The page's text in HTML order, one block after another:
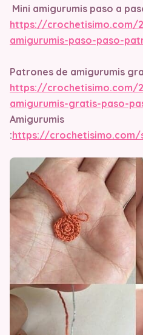
Mini amigurumis paso a
https://crochetisimo.com/
amigurumis-paso-paso-
Patrones de amigurumis
https://crochetisimo.com/
amigurumis-gratis-paso-
Amigurumis
:https://